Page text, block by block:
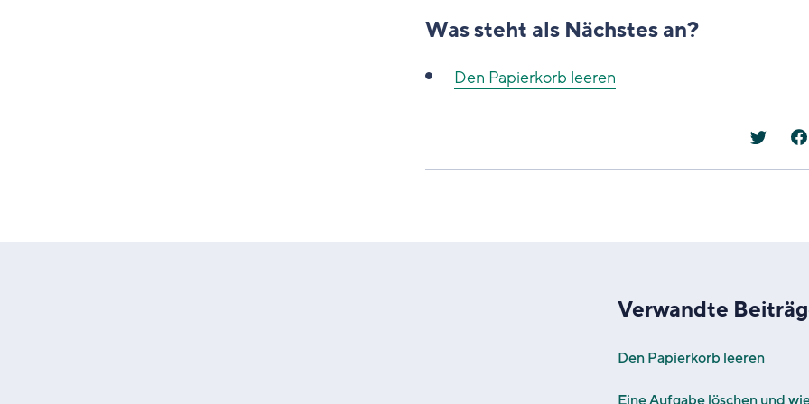
Was steht als Nächstes an?
Den Papierkorb leeren
Verwandte
Den Papierkorb leeren
Eine Aufgabe löschen und